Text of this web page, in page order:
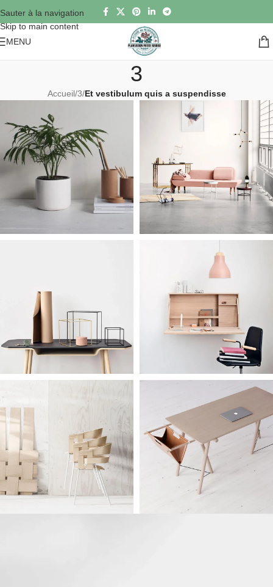
Sauter à la navigation
Skip to main content
MENU
3
Accueil/3/Et vestibulum quis a suspendisse